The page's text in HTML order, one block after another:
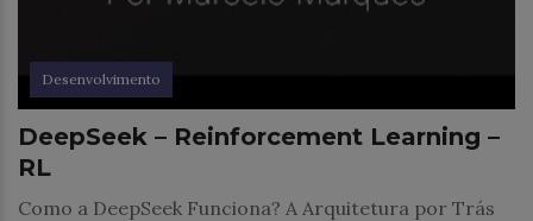
Desenvolvimento
DeepSeek – Reinforcement Learning –
RL
Como a DeepSeek Funciona? A Arquitetura por Trás